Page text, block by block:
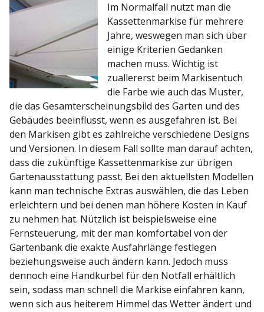
Im Normalfall nutzt man die
Kassettenmarkise für mehrere
Jahre, weswegen man sich über
einige Kriterien Gedanken
machen muss. Wichtig ist
zuallererst beim Markisentuch
die Farbe wie auch das Muster,
die das Gesamterscheinungsbild des Garten und des
Gebäudes beeinflusst, wenn es ausgefahren ist. Bei
den Markisen gibt es zahlreiche verschiedene Designs
und Versionen. In diesem Fall sollte man darauf achten,
dass die zukünftige Kassettenmarkise zur übrigen
Gartenausstattung passt. Bei den aktuellsten Modellen
kann man technische Extras auswählen, die das Leben
erleichtern und bei denen man höhere Kosten in Kauf
zu nehmen hat. Nützlich ist beispielsweise eine
Fernsteuerung, mit der man komfortabel von der
Gartenbank die exakte Ausfahrlänge festlegen
beziehungsweise auch ändern kann. Jedoch muss
dennoch eine Handkurbel für den Notfall erhältlich
sein, sodass man schnell die Markise einfahren kann,
wenn sich aus heiterem Himmel das Wetter ändert und